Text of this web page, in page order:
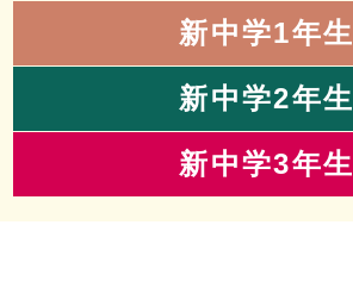
新中学1年生
新中学2年生
新中学3年生